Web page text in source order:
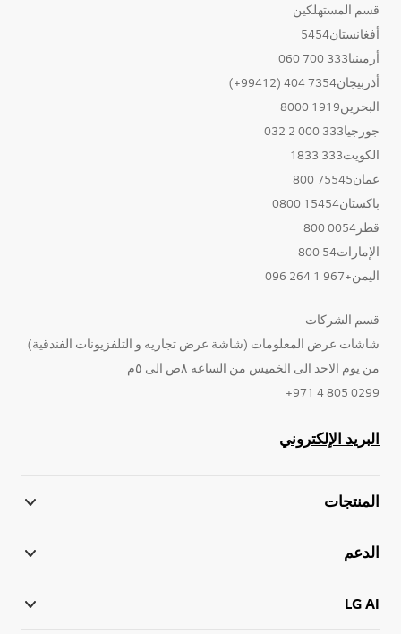
قسم المستهلكين
أفغانستان5454
أرمينيا333 700 060
أذربيجان7354 404 (99412+)
البحرين1919 8000
جورجيا333 000 2 032
الكويت333 1833
عمان75545 800
باكستان15454 0800
قطر0054 800
الإمارات54 800
اليمن+967 1 264 096
قسم الشركات
شاشات عرض المعلومات (شاشة عرض تجاريه و التلفزيونات الفندقية)
من يوم الاحد الى الخميس من الساعه ٨ص الى ٥م
0299 805 4 971+
البريد الإلكتروني
المنتجات
الدعم
LG AI